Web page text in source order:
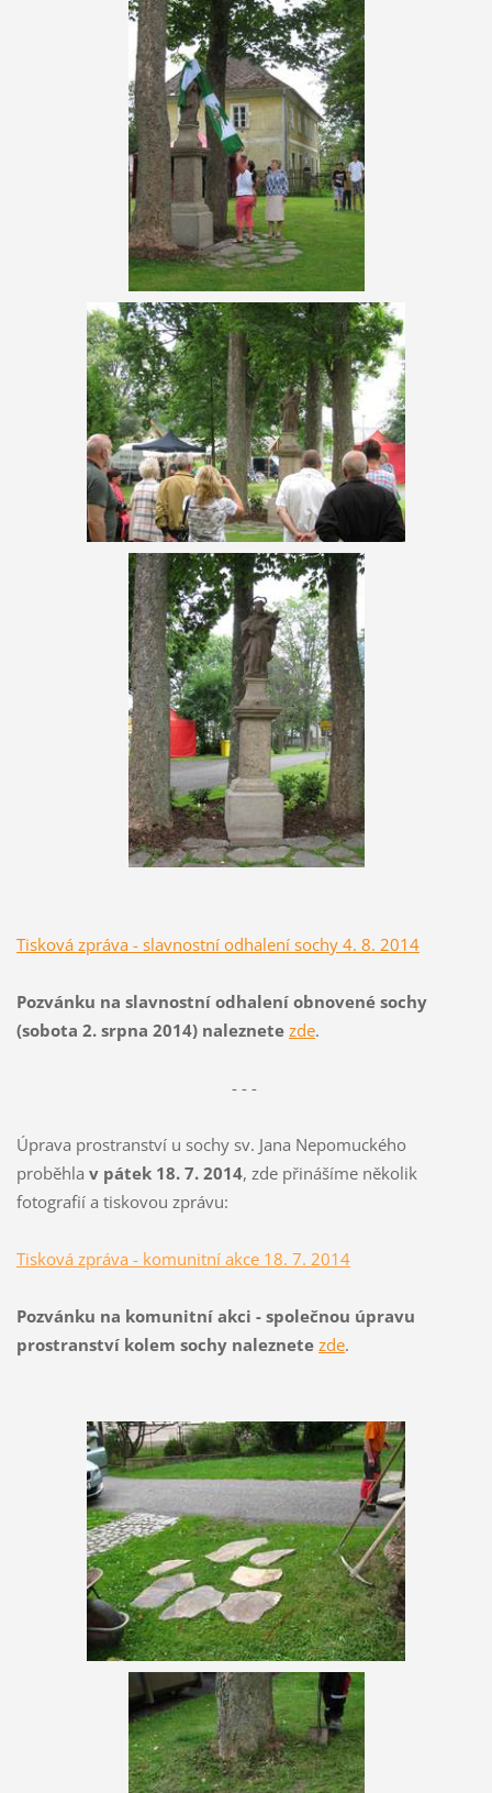
Tisková zpráva - slavnostní odhalení sochy 4. 8. 2014
Pozvánku na slavnostní odhalení obnovené sochy
(sobota 2. srpna 2014) naleznete zde.
- - -
Úprava prostranství u sochy sv. Jana Nepomuckého
proběhla v pátek 18. 7. 2014, zde přinášíme několik
fotografií a tiskovou zprávu:
Tisková zpráva - komunitní akce 18. 7. 2014
Pozvánku na komunitní akci - společnou úpravu
prostranství kolem sochy naleznete zde.